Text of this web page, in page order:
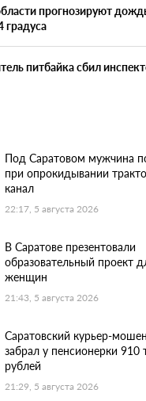
прогнозируют
градуса
питбайка сбил
Под Саратовом мужчина
при опрокидывании
канал
22:17, 5 августа 2026
В Саратове презентовали
образовательный проект
женщин
21:43, 5 августа 2026
Саратовский курьер-
забрал у пенсионерки 910
рублей
21:29, 5 августа 2026